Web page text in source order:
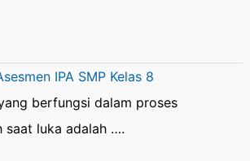
IPA SMP Kelas 8
berfungsi dalam proses
saat luka adalah ….